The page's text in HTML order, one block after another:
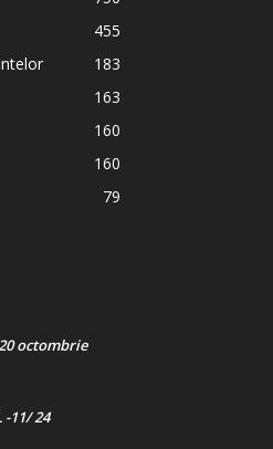
455
183
163
160
160
79
octombrie
-11/ 24